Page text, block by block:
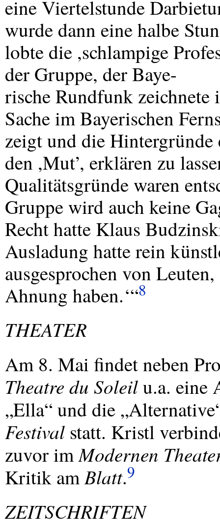
eine Viertelstunde
wurde dann eine halbe
lobte die ,schlampige
der Gruppe, der Baye-
rische Rundfunk
Sache im Bayerischen
zeigt und die
den ,Mut’, erklären zu
Qualitätsgründe waren
Gruppe wird auch keine
Recht hatte Klaus
Ausladung hatte rein
ausgesprochen von
Ahnung haben.‘“8
THEATER
Am 8. Mai findet neben
Theatre du Soleilu.a. eine
„Ella“ und die
Festival statt. Kristl
zuvor imModernen
Kritik amBlatt.9
ZEITSCHRIFTEN